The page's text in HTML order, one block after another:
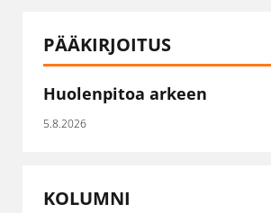
PÄÄKIRJOITUS
Huolenpitoa arkeen
5.8.2026
KOLUMNI